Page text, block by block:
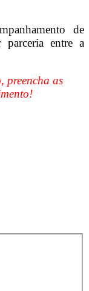
de
parceria entre a
preencha as